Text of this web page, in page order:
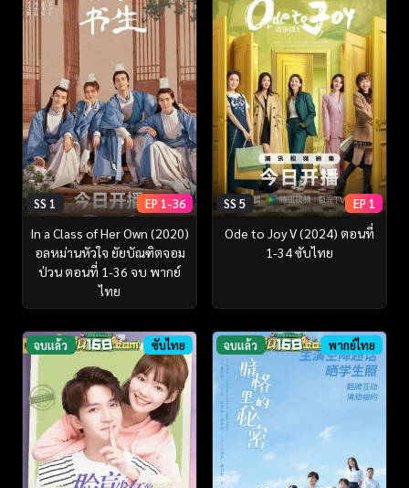
SS 1 EP 1-36
In a Class of Her Own (2020)
อลหม่านหัวใจ ยัยบัณฑิตจอม
ป่วน ตอนที่ 1-36 จบ พากย์
ไทย
SS 5 EP 1
Ode to Joy V (2024) ตอนที่
1-34 ซับไทย
จบแล้ว ซับไทย จบแล้ว พากย์ไทย